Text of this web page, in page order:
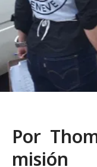
Por